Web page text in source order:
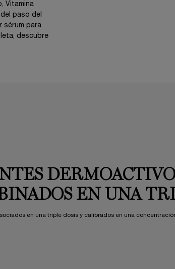
Vitamina
paso del
sérum para
descubre
EN UNA
en una triple dosis y calibrados en una